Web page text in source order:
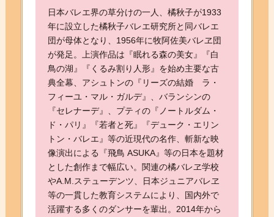
日本バレエ界の草分けの一人、橘秋子が1933
年に設立した橘秋子バレエ研究所と同バレエ
団が母体となり、1956年に牧阿佐美バレヱ団
が発足。上演作品は『眠れる森の美女』『白
鳥の湖』『くるみ割り人形』を始め主要な古
典全幕、アシュトンの『リーズの結婚 ラ・
フィーユ・マル・ガルデ』、バランシンの
『セレナーデ』、プティの『ノートルダム・
ド・パリ』『若者と死』『デューク・エリン
トン・バレエ』等の近現代の名作、斬新な映
像演出による『飛鳥 ASUKA』等の日本を題材
とした創作まで幅広い。関連の橘バレヱ学校
やA.M.ステューデンツ、日本ジュニアバレヱ
等の一貫した教育システムにより、国内外で
活躍する多くのダンサーを輩出。2014年から